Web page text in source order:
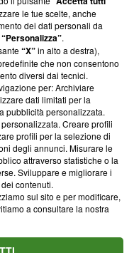
Carlo Frasca, 3 - 6900
le tue scelte, anche
dei dati personali da
“Personalizza”.
“X”in alto a destra),
che non consentono
diversi dai tecnici.
per: Archiviare
dati limitati per la
pubblicità personalizzata.
Creare profili
profili per la selezione di
degli annunci. Misurare le
attraverso statistiche o la
Sviluppare e migliorare i
contenuti.
sul sito e per modificare,
a consultare la nostra